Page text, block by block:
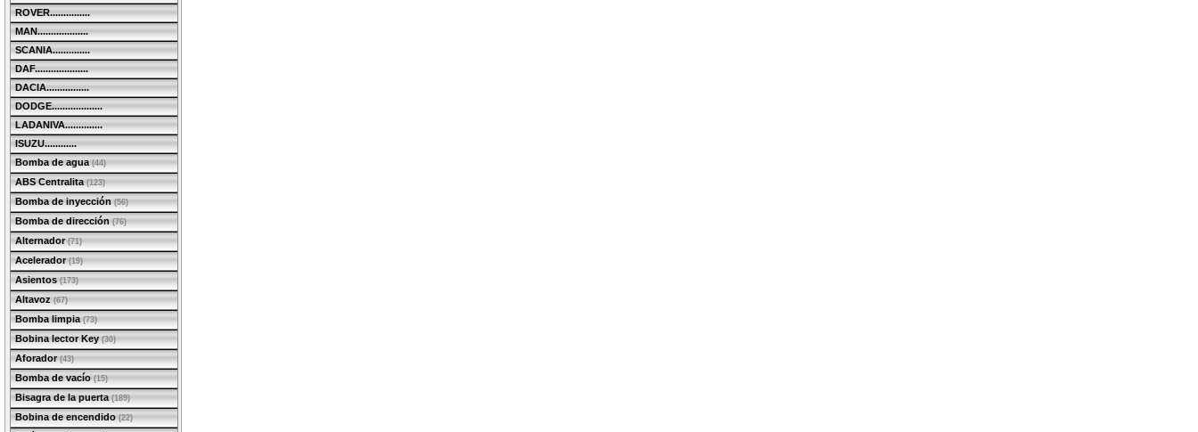
ROVER...............
MAN...................
SCANIA..............
DAF....................
DACIA................
DODGE...................
LADANIVA..............
ISUZU............
Bomba de agua (44)
ABS Centralita (123)
Bomba de inyección (56)
Bomba de dirección (76)
Alternador (71)
Acelerador (19)
Asientos (173)
Altavoz (67)
Bomba limpia (73)
Bobina lector Key (30)
Aforador (43)
Bomba de vacío (15)
Bisagra de la puerta (189)
Bobina de encendido (22)